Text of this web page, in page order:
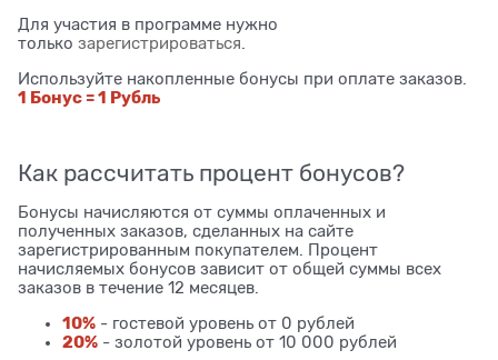
Для участия в программе нужно
только зарегистрироваться
Используйте накопленные бонусы при оплате заказов.
1 Бонус = 1 Рубль
Как рассчитать процент бонусов?
Бонусы начисляются от суммы оплаченных и
полученных заказов, сделанных на сайте
зарегистрированным покупателем. Процент
начисляемых бонусов зависит от общей суммы всех
заказов в течение 12 месяцев.
10% - гостевой уровень от 0 рублей
20% - золотой уровень от 10 000 рублей